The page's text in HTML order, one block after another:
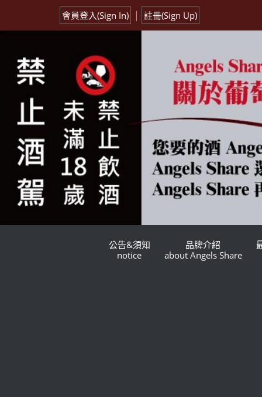
會員登入(Sign In) | 註冊(Sign Up)
公告&須知
notice
品牌介紹
about Angels Share